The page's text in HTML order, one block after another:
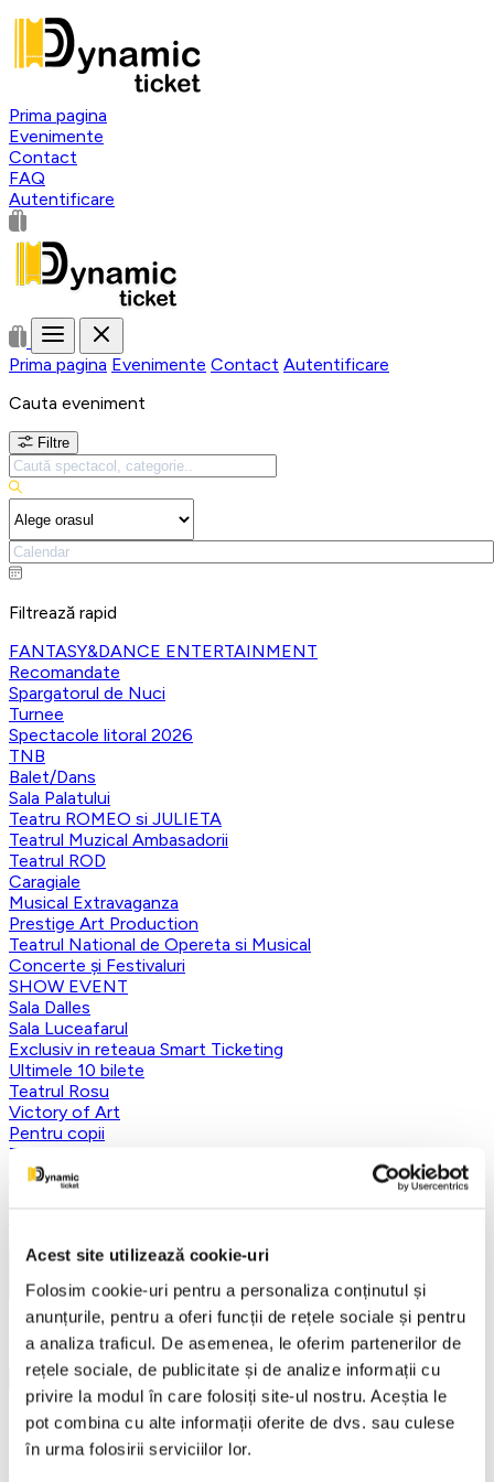
Acest site utilizează cookie-uri
Folosim cookie-uri pentru a personaliza conținutul și
anunțurile, pentru a oferi funcții de rețele sociale și pentru
a analiza traficul. De asemenea, le oferim partenerilor de
rețele sociale, de publicitate și de analize informații cu
privire la modul în care folosiți site-ul nostru. Aceștia le
pot combina cu alte informații oferite de dvs. sau culese
în urma folosirii serviciilor lor.
Prima pagina
Evenimente
Contact
FAQ
Autentificare
Prima pagina Evenimente Contact Autentificare
Cauta eveniment
Filtre
Filtrează rapid
FANTASY&DANCE ENTERTAINMENT
Recomandate
Spargatorul de Nuci
Turnee
Spectacole litoral 2026
TNB
Balet/Dans
Sala Palatului
Teatru ROMEO si JULIETA
Teatrul Muzical Ambasadorii
Teatrul ROD
Caragiale
Musical Extravaganza
Prestige Art Production
Teatrul National de Opereta si Musical
Concerte și Festivaluri
SHOW EVENT
Sala Dalles
Sala Luceafarul
Exclusiv in reteaua Smart Ticketing
Ultimele 10 bilete
Teatrul Rosu
Victory of Art
Pentru copii
Teatru
Teatrul Maidan
Trupa de teatru YuPPie ArT
Vezi mai multe
Vezi mai puțin
Aplică filtre
Categorii